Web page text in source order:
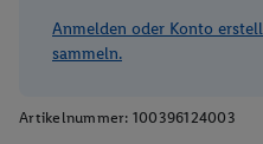
Anmelden oder Konto
sammeln.
Artikelnummer: 100396124003